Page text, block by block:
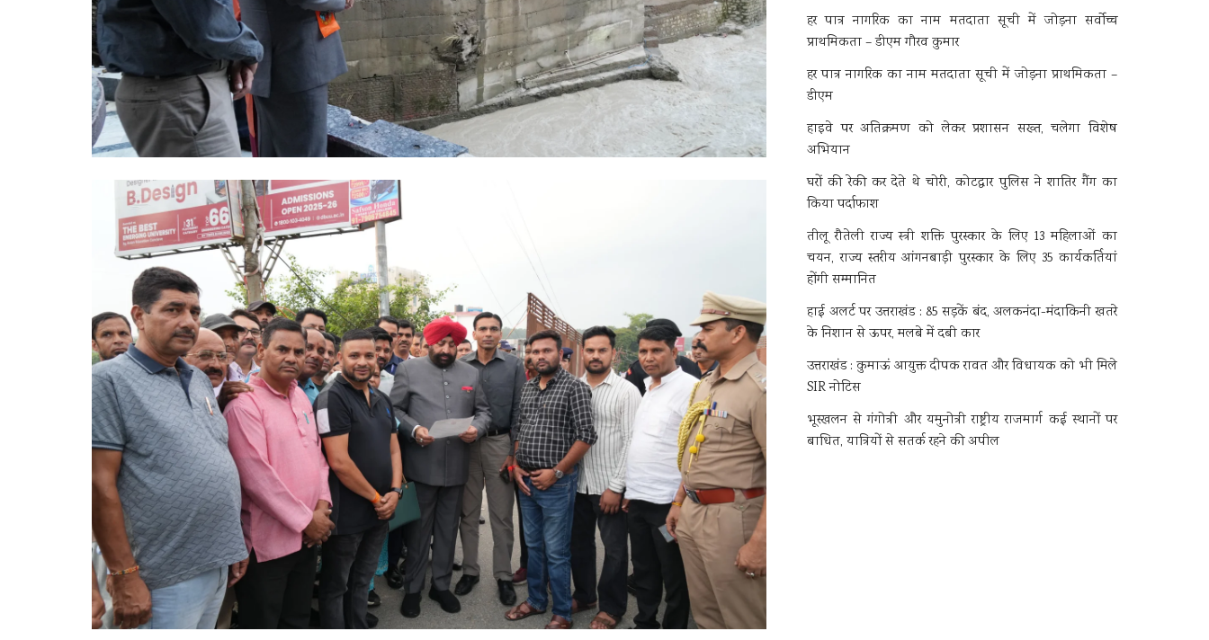
हर पात्र नागरिक का नाम मतदाता सूची में जोड़ना सर्वोच्च
प्राथमिकता – डीएम गौरव कुमार
हर पात्र नागरिक का नाम मतदाता सूची में जोड़ना प्राथमिकता –
डीएम
हाइवे पर अतिक्रमण को लेकर प्रशासन सख्त, चलेगा विशेष
अभियान
घरों की रेकी कर देते थे चोरी, कोटद्वार पुलिस ने शातिर गैंग का
किया पर्दाफाश
तीलू रौतेली राज्य स्त्री शक्ति पुरस्कार के लिए 13 महिलाओं का
चयन, राज्य स्तरीय आंगनबाड़ी पुरस्कार के लिए 35 कार्यकर्तियां
होंगी सम्मानित
हाई अलर्ट पर उत्तराखंड : 85 सड़कें बंद, अलकनंदा-मंदाकिनी खतरे
के निशान से ऊपर, मलबे में दबी कार
उत्तराखंड : कुमाऊं आयुक्त दीपक रावत और विधायक को भी मिले
SIR नोटिस
भूस्खलन से गंगोत्री और यमुनोत्री राष्ट्रीय राजमार्ग कई स्थानों पर
बाधित, यात्रियों से सतर्क रहने की अपील